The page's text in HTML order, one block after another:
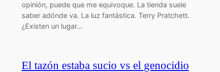
opinión, puede que me equivoque. La tienda suele
saber adónde va. La luz fantástica. Terry Pratchett.
¿Existen un lugar…
El tazón estaba sucio vs el genocidio